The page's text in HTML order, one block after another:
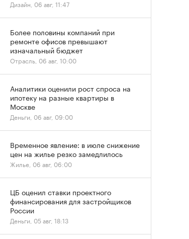
Дизайн, 06 авг, 11:47
Более половины компаний при
ремонте офисов превышают
изначальный бюджет
Отрасль, 06 авг, 10:00
Аналитики оценили рост спроса на
ипотеку на разные квартиры в
Москве
Деньги, 06 авг, 09:00
Временное явление: в июле снижение
цен на жилье резко замедлилось
Жилье, 06 авг, 06:00
ЦБ оценил ставки проектного
финансирования для застройщиков
России
Деньги, 05 авг, 18:13